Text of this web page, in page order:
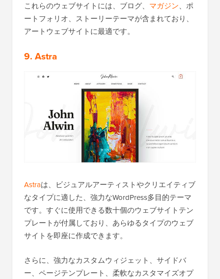
これらのウェブサイトには、ブログ、 マガジン、ポ
ートフォリオ、ストーリーテーマが含まれており、
アートウェブサイトに最適です。
9. Astra
Astraは、ビジュアルアーティストやクリエイティブ
なタイプに適した、強力なWordPress多目的テーマ
です。すぐに使用できる数十個のウェブサイトテン
プレートが付属しており、あらゆるタイプのウェブ
サイトを即座に作成できます。
さらに、強力なカスタムウィジェット、サイドバ
ー、ページテンプレート、柔軟なカスタマイズオプ